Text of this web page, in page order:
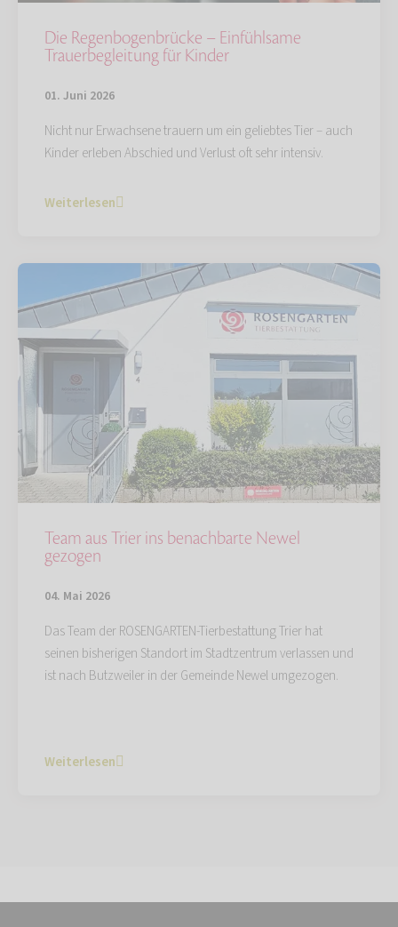
Die Regenbogenbrücke – Einfühlsame
Trauerbegleitung für Kinder
01. Juni 2026
Nicht nur Erwachsene trauern um ein geliebtes Tier – auch
Kinder erleben Abschied und Verlust oft sehr intensiv.
Weiterlesen
Team aus Trier ins benachbarte Newel
gezogen
04. Mai 2026
Das Team der ROSENGARTEN-Tierbestattung Trier hat
seinen bisherigen Standort im Stadtzentrum verlassen und
ist nach Butzweiler in der Gemeinde Newel umgezogen.
Weiterlesen